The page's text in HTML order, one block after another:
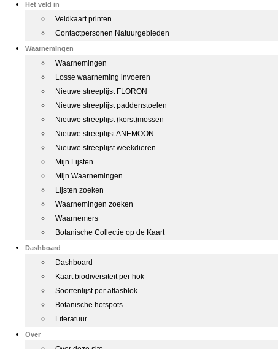
Het veld in
Veldkaart printen
Contactpersonen Natuurgebieden
Waarnemingen
Waarnemingen
Losse waarneming invoeren
Nieuwe streeplijst FLORON
Nieuwe streeplijst paddenstoelen
Nieuwe streeplijst (korst)mossen
Nieuwe streeplijst ANEMOON
Nieuwe streeplijst weekdieren
Mijn Lijsten
Mijn Waarnemingen
Lijsten zoeken
Waarnemingen zoeken
Waarnemers
Botanische Collectie op de Kaart
Dashboard
Dashboard
Kaart biodiversiteit per hok
Soortenlijst per atlasblok
Botanische hotspots
Literatuur
Over